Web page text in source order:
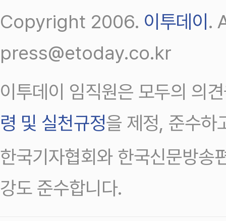
Copyright 2006. 이투데이 .
press@etoday.co.kr
이투데이 임직원은 모두의 의
령 및 실천규정을 제정, 준수하
한국기자협회와 한국신문방송
강도 준수합니다.